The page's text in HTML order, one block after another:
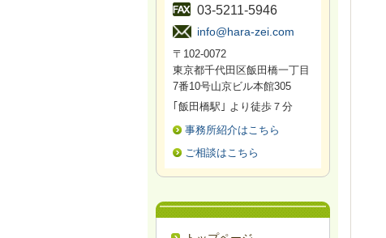
03-5211-5946
info@hara-zei.com
〒102-0072
東京都千代田区飯田橋一丁目
7番10号山京ビル本館305
｢飯田橋駅｣ より徒歩７分
事務所紹介はこちら
ご相談はこちら